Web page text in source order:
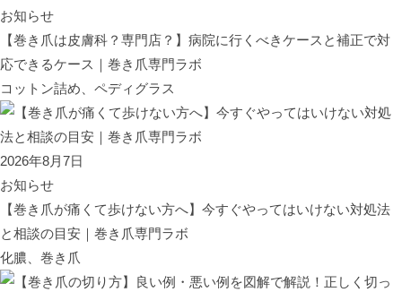
お知らせ
【巻き爪は皮膚科？専門店？】病院に行くべきケースと補正で対
応できるケース｜巻き爪専門ラボ
コットン詰め、ペディグラス
2026年8月7日
お知らせ
【巻き爪が痛くて歩けない方へ】今すぐやってはいけない対処法
と相談の目安｜巻き爪専門ラボ
化膿、巻き爪